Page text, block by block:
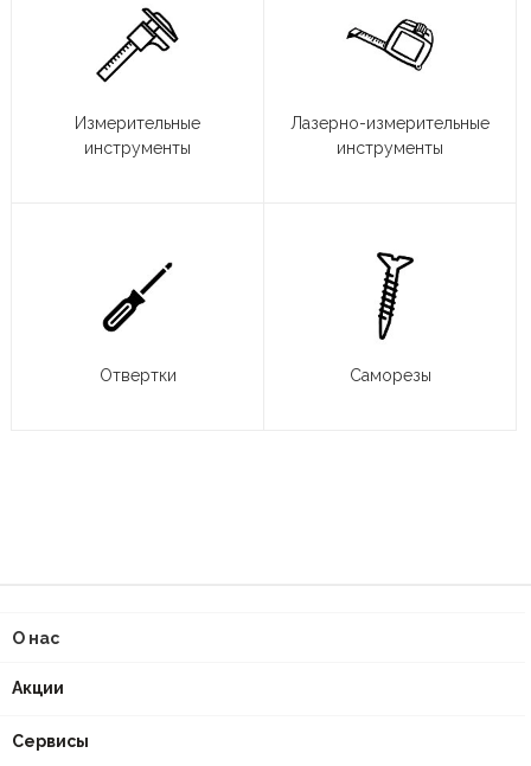
Измерительные
инструменты
Лазерно-измерительные
инструменты
Отвертки Саморезы
О нас
Акции
Сервисы